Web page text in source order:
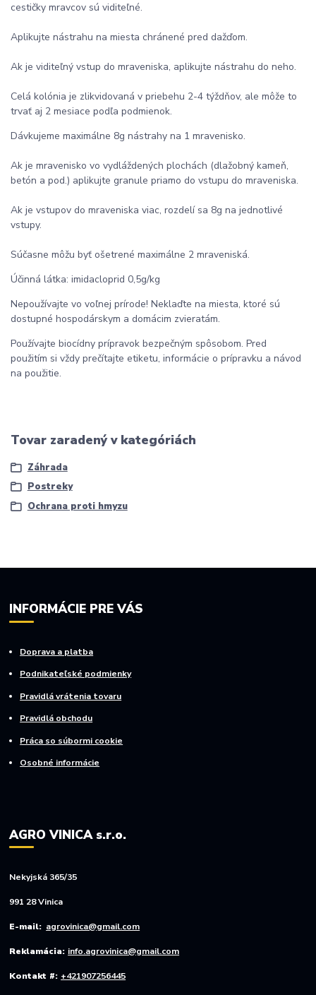
cestičky mravcov sú viditeľné.
Aplikujte nástrahu na miesta chránené pred dažďom.
Ak je viditeľný vstup do mraveniska, aplikujte nástrahu do neho.
Celá kolónia je zlikvidovaná v priebehu 2-4 týždňov, ale môže to
trvať aj 2 mesiace podľa podmienok.
Dávkujeme maximálne 8g nástrahy na 1 mravenisko.
Ak je mravenisko vo vydláždených plochách (dlažobný kameň,
betón a pod.) aplikujte granule priamo do vstupu do mraveniska.
Ak je vstupov do mraveniska viac, rozdelí sa 8g na jednotlivé
vstupy.
Súčasne môžu byť ošetrené maximálne 2 mraveniská.
Účinná látka: imidacloprid 0,5g/kg
Nepoužívajte vo voľnej prírode! Neklaďte na miesta, ktoré sú
dostupné hospodárskym a domácim zvieratám.
Používajte biocídny prípravok bezpečným spôsobom. Pred
použitím si vždy prečítajte etiketu, informácie o prípravku a návod
na použitie.
Tovar zaradený v kategóriách
Záhrada
Postreky
Ochrana proti hmyzu
INFORMÁCIE PRE VÁS
Doprava a platba
Podnikateľské podmienky
Pravidlá vrátenia tovaru
Pravidlá obchodu
Práca so súbormi cookie
Osobné informácie
AGRO VINICA s.r.o.
Nekyjská 365/35
991 28 Vinica
E-mail: agrovinica@gmail.com
Reklamácia: info.agrovinica@gmail.com
Kontakt #: +421907256445